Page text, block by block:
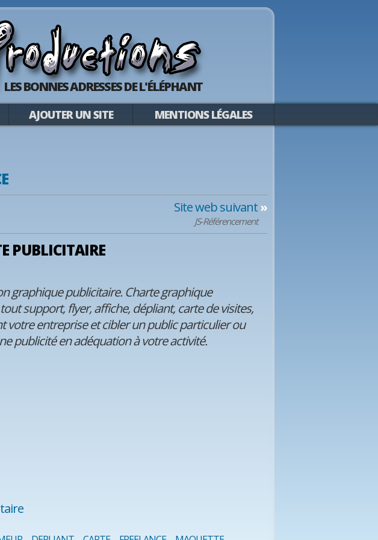
LES BONNES ADRESSES DE L'ÉLÉPHANT
AJOUTER UN SITE MENTIONS LÉGALES
Site web suivant»
JS-Référencement
PUBLICITAIRE
graphique publicitaire. Charte graphique
support, flyer, affiche, dépliant, carte de visites,
votre entreprise et cibler un public particulier ou
publicité en adéquation à votre activité.